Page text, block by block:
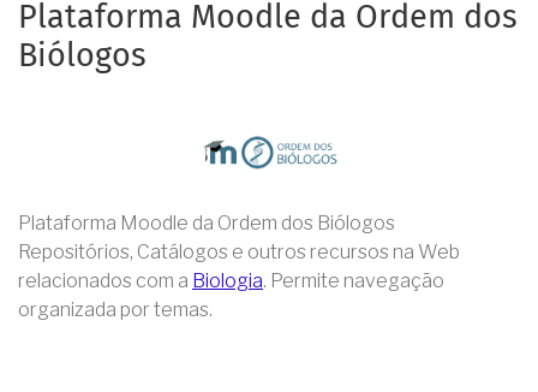
Plataforma Moodle da Ordem dos
Biólogos
Plataforma Moodle da Ordem dos Biólogos
Repositórios, Catálogos e outros recursos na Web
relacionados com a Biologia. Permite navegação
organizada por temas.